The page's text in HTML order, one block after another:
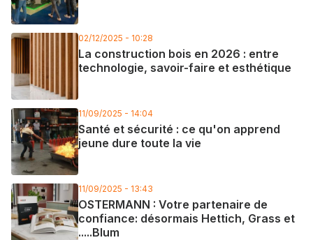
02/12/2025 - 10:28
La construction bois en 2026 : entre
technologie, savoir-faire et esthétique
11/09/2025 - 14:04
Santé et sécurité : ce qu'on apprend
jeune dure toute la vie
11/09/2025 - 13:43
OSTERMANN : Votre partenaire de
confiance: désormais Hettich, Grass et
.....Blum